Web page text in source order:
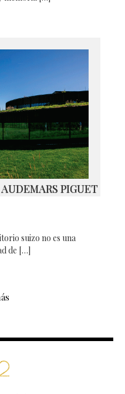
PIGUET
suizo no es una
de […]